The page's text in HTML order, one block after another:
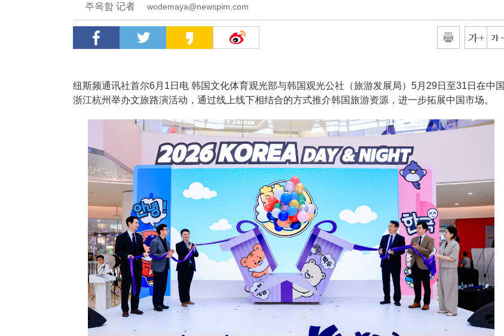
주옥함 记者 wodemaya@newspim.com
纽斯频通讯社首尔6月1日电 韩国文化体育观光部与韩国观光公社（旅游发展局）5月29日至31日在中国
浙江杭州举办文旅路演活动，通过线上线下相结合的方式推介韩国旅游资源，进一步拓展中国市场。